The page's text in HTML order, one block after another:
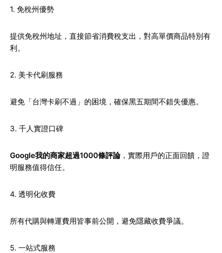
1. 免稅州優勢
提供免稅州地址，直接節省消費稅支出，對高單價商品特別有
利。
2. 美卡代刷服務
避免「台灣卡刷不過」的困境，確保黑五期間不錯失優惠。
3. 千人實證口碑
Google我的商家超過1000條評論，實際用戶的正面回饋，證
明服務值得信任。
4. 透明化收費
所有代購與轉運費用皆事前公開，避免隱藏收費爭議。
5. 一站式服務